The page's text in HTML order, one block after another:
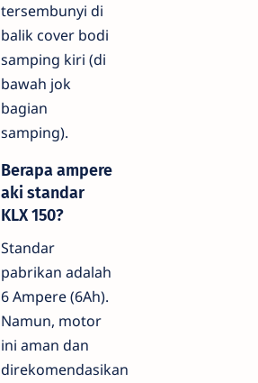
tersembunyi di
balik cover bodi
samping kiri (di
bawah jok
bagian
samping).
Berapa ampere
aki standar
KLX 150?
Standar
pabrikan adalah
6 Ampere (6Ah).
Namun, motor
ini aman dan
direkomendasikan